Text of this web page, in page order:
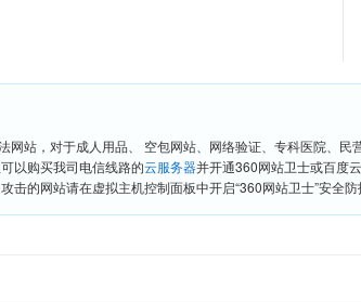
站，对于成人用品、 空包网站、网络验证、专科医院、民
以购买我司电信线路的云服务器并开通360网站卫士或百度
的网站请在虚拟主机控制面板中开启“360网站卫士”安全防